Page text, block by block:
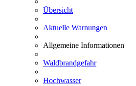
Übersicht
Aktuelle Warnungen
Allgemeine Informationen
Waldbrandgefahr
Hochwasser